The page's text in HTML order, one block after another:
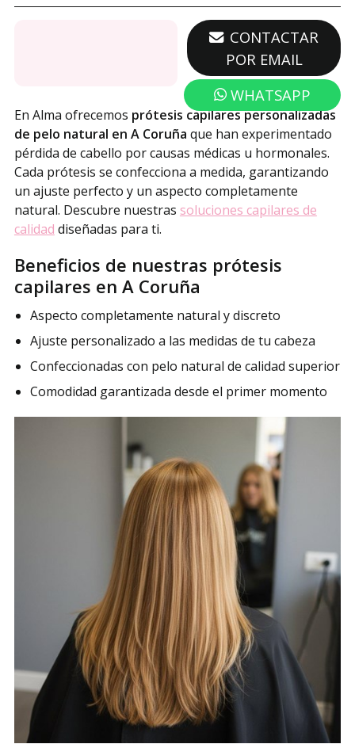
671 362 086
CONTACTAR
POR EMAIL
WHATSAPP
En Alma ofrecemos prótesis capilares personalizadas
de pelo natural en A Coruña que han experimentado
pérdida de cabello por causas médicas u hormonales.
Cada prótesis se confecciona a medida, garantizando
un ajuste perfecto y un aspecto completamente
natural. Descubre nuestras soluciones capilares de
calidad diseñadas para ti.
Beneficios de nuestras prótesis
capilares en A Coruña
Aspecto completamente natural y discreto
Ajuste personalizado a las medidas de tu cabeza
Confeccionadas con pelo natural de calidad superior
Comodidad garantizada desde el primer momento